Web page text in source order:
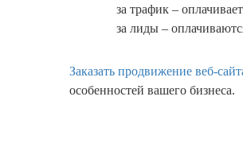
за трафик –
за лиды –
Заказать продвижение веб-
особенностей вашего бизнеса.